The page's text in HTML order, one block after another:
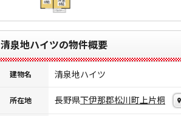
清泉地ハイツの物件概要
建物名 清泉地ハイツ
所在地 長野県下伊那郡松川町上片桐